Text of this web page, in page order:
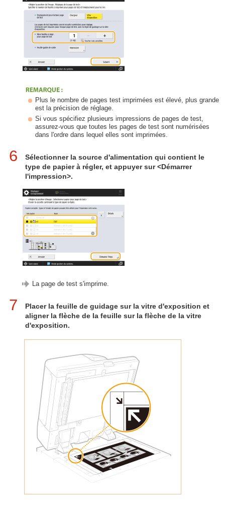
Plus le nombre de pages test imprimées est élevé, plus grande
est la précision de réglage.
Si vous spécifiez plusieurs impressions de pages de test,
assurez-vous que toutes les pages de test sont numérisées
dans l'ordre dans lequel elles sont imprimées.
6
Sélectionner la source d'alimentation qui contient le
type de papier à régler, et appuyer sur <Démarrer
l'impression>.
La page de test s'imprime.
7
Placer la feuille de guidage sur la vitre d'exposition et
aligner la flèche de la feuille sur la flèche de la vitre
d'exposition.